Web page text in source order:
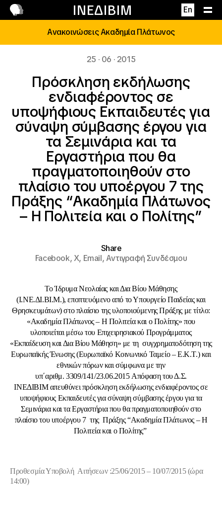
ΙΝΕΔΙΒΙΜ En
Επικοινωνία
Ανακοινώσεις Ακαδημία Πλάτωνος
25 · 06 · 2015
Πρόσκληση εκδήλωσης
ενδιαφέροντος σε
υποψήφιους Εκπαιδευτές για
σύναψη σύμβασης έργου για
τα Σεμινάρια και τα
Εργαστήρια που θα
πραγματοποιηθούν στο
πλαίσιο του υποέργου 7 της
Πράξης “Ακαδημία Πλάτωνος
– Η Πολιτεία και ο Πολίτης”
Share
Facebook,X, Email,Αντιγραφή Συνδέσμου
Το Ίδρυμα Νεολαίας και Δια Βίου Μάθησης
(Ι.ΝΕ.ΔΙ.ΒΙ.Μ.), εποπτευόμενο από το Υπουργείο Παιδείας και
Θρησκευμάτων) στο πλαίσιο της υλοποιούμενης Πράξης με τίτλο:
«Ακαδημία Πλάτωνος – Η Πολιτεία και ο Πολίτης» που
υλοποιείται μέσω του Επιχειρησιακού Προγράμματος
«Εκπαίδευση και Δια Βίου Μάθηση» με τη συγχρηματοδότηση της
Ευρωπαϊκής Ένωσης (Ευρωπαϊκό Κοινωνικό Ταμείο – Ε.Κ.Τ.) και
εθνικών πόρων και σύμφωνα με την
υπ΄αριθμ. 3309/141/23.06.2015 Απόφαση του Δ.Σ.
ΙΝΕΔΙΒΙΜ απευθύνει πρόσκληση εκδήλωσης ενδιαφέροντος σε
υποψήφιους Εκπαιδευτές για σύναψη σύμβασης έργου για τα
Σεμινάρια και τα Εργαστήρια που θα πραγματοποιηθούν στο
πλαίσιο του υποέργου 7 της Πράξης “Ακαδημία Πλάτωνος – Η
Πολιτεία και ο Πολίτης”
Προθεσμία Υποβολή Αιτήσεων :25/06/2015 – 10/07/2015 (ώρα
14:00)